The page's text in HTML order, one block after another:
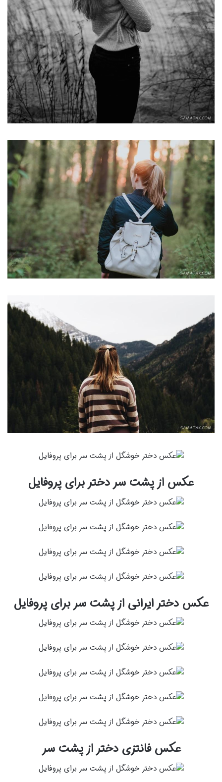
عکس از پشت سر دختر برای پروفایل
عکس دختر ایرانی از پشت سر برای پروفایل
عکس فانتزی دختر از پشت سر